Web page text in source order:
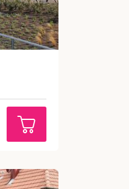
Prijsklasse:
€1.999